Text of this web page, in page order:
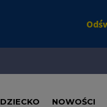
DZIECKO NOWOŚCI